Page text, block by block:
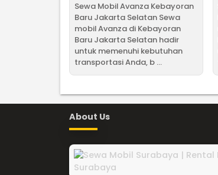
Sewa Mobil Avanza Kebayoran
Baru Jakarta Selatan Sewa
mobil Avanza di Kebayoran
Baru Jakarta Selatan hadir
untuk memenuhi kebutuhan
transportasi Anda, b ...
About Us